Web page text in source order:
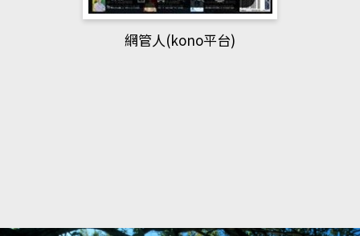
網管人(kono平台)